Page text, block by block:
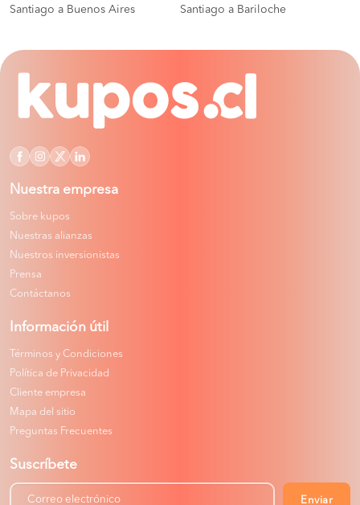
Santiago a Buenos Aires Santiago a Bariloche
Nuestra empresa
Sobre kupos
Nuestras alianzas
Nuestros inversionistas
Prensa
Contáctanos
Información útil
Términos y Condiciones
Política de Privacidad
Cliente empresa
Mapa del sitio
Preguntas Frecuentes
Suscríbete
Enviar